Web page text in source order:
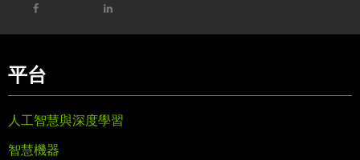
平台
人工智慧與深度學習
智慧機器